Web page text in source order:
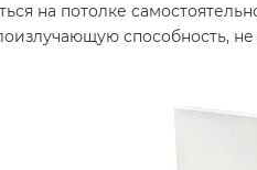
на потолке
способность,